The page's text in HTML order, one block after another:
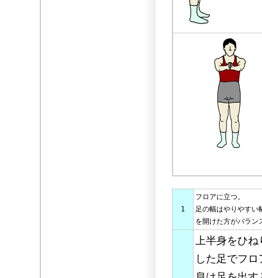
1
フロアに立つ。
足の幅はやりやすい
を開けた方がバラン
上半身をひね
した足でフ